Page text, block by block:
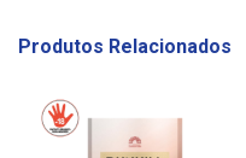
Produtos Relacionados